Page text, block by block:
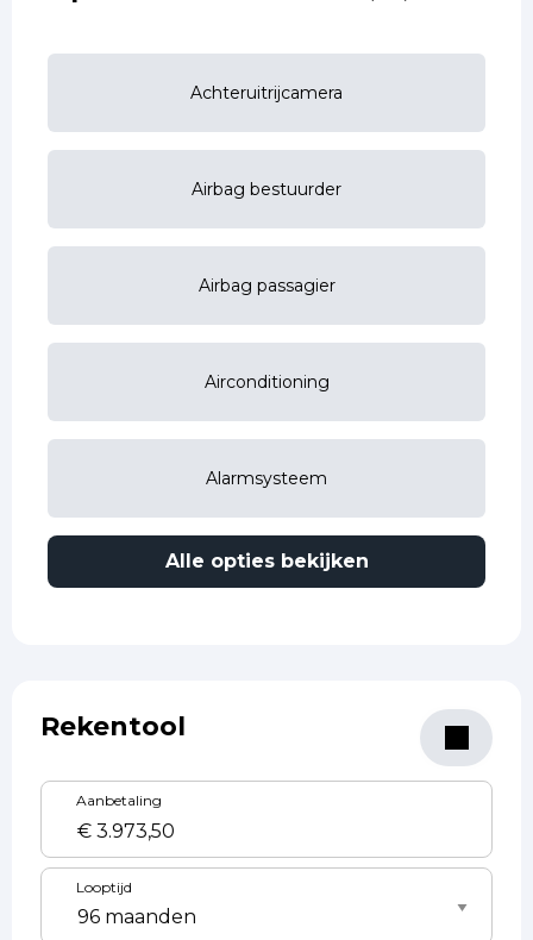
Achteruitrijcamera
Airbag bestuurder
Airbag passagier
Airconditioning
Alarmsysteem
Alle opties bekijken
Rekentool
Aanbetaling
Looptijd